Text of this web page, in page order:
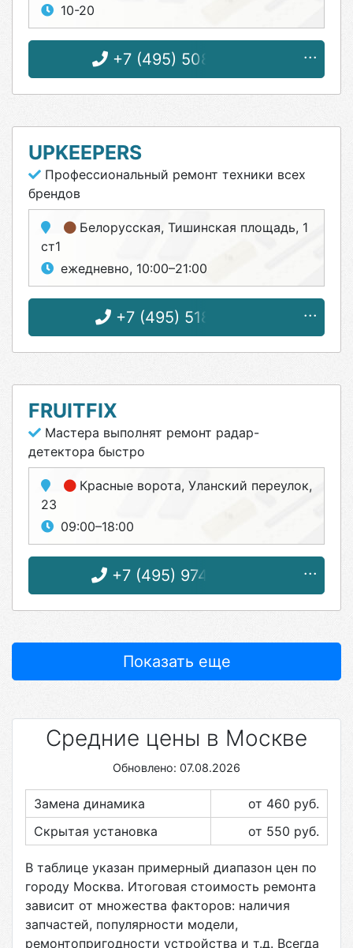
10-20
+7 (495) 508-31-66
UPKEEPERS
Профессиональный ремонт техники всех
брендов
Белорусская, Тишинская площадь, 1
ст1
ежедневно, 10:00–21:00
+7 (495) 518-16-15
FRUITFIX
Мастера выполнят ремонт радар-
детектора быстро
Красные ворота, Уланский переулок,
23
09:00–18:00
+7 (495) 974-39-83
Показать еще
Средние цены в Москве
Обновлено: 07.08.2026
Замена динамика от 460 руб.
Скрытая установка
от 550 руб.
В таблице указан примерный диапазон цен по
городу Москва. Итоговая стоимость ремонта
зависит от множества факторов: наличия
запчастей, популярности модели,
ремонтопригодности устройства и т.д. Всегда